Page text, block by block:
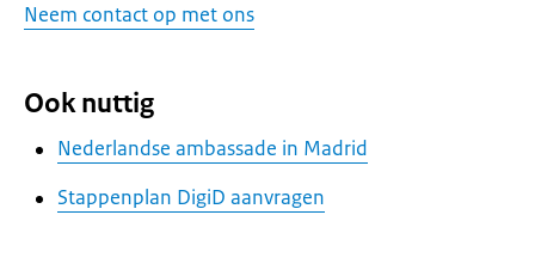
Neem contact op met ons
Ook nuttig
Nederlandse ambassade in Madrid
Stappenplan DigiD aanvragen